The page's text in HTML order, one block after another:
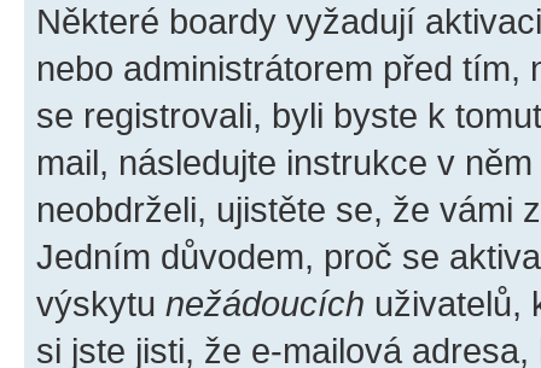
Některé boardy vyžadují
nebo administrátorem před tím,
se registrovali, byli byste k
mail, následujte instrukce v
neobdrželi, ujistěte se, že vámi
Jedním důvodem, proč se
výskytu nežádoucích uživatelů,
si jste jisti, že e-mailová